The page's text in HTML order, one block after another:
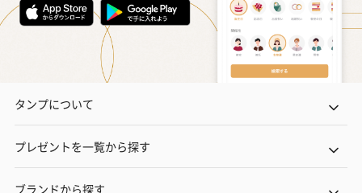
タンプについて
プレゼントを一覧から探す
ブランドから探す